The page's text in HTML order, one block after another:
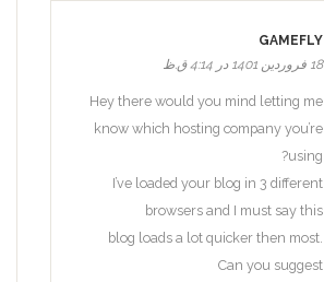
GAMEFLY
18 فروردین 1401 در 4:14 ق.ظ
Hey there would you mind letting me
know which hosting company you’re
using?
I’ve loaded your blog in 3 different
browsers and I must say this
blog loads a lot quicker then most.
Can you suggest